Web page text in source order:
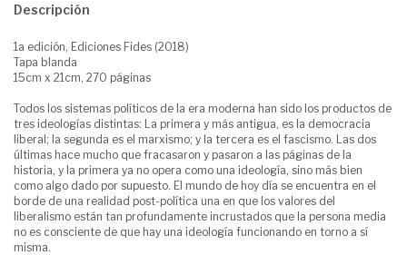
Descripción
1a edición, Ediciones Fides (2018)
Tapa blanda
15cm x 21cm, 270 páginas
Todos los sistemas políticos de la era moderna han sido los productos de
tres ideologías distintas: La primera y más antigua, es la democracia
liberal; la segunda es el marxismo; y la tercera es el fascismo. Las dos
últimas hace mucho que fracasaron y pasaron a las páginas de la
historia, y la primera ya no opera como una ideología, sino más bien
como algo dado por supuesto. El mundo de hoy día se encuentra en el
borde de una realidad post-política una en que los valores del
liberalismo están tan profundamente incrustados que la persona media
no es consciente de que hay una ideología funcionando en torno a sí
misma.